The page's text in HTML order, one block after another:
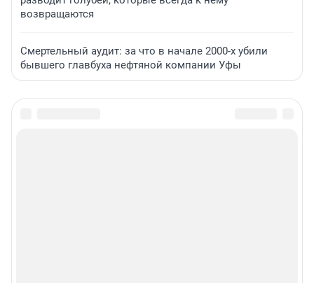
возвращаются
Смертельный аудит: за что в начале 2000-х убили
бывшего главбуха нефтяной компании Уфы